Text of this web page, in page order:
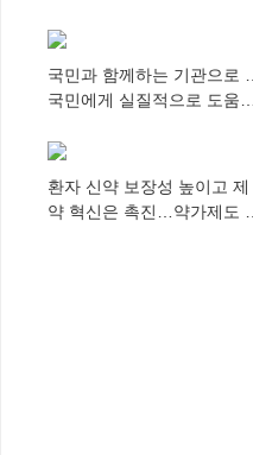
국민과 함께하는 기관으로 …
국민에게 실질적으로 도움이
환자 신약 보장성 높이고 제
약 혁신은 촉진…약가제도 개